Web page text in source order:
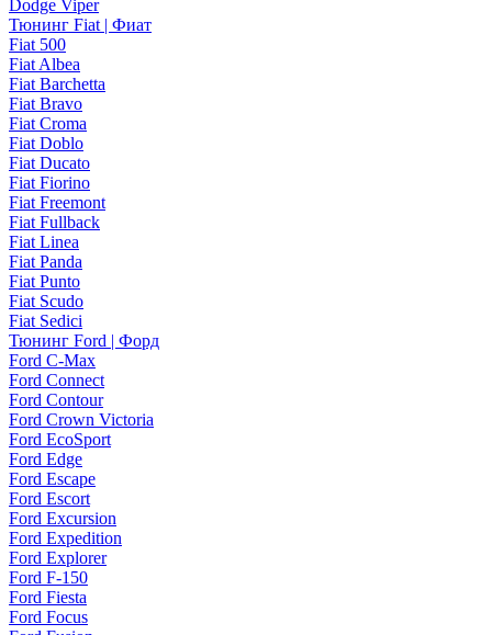
Dodge Viper
Тюнинг Fiat | Фиат
Fiat 500
Fiat Albea
Fiat Barchetta
Fiat Bravo
Fiat Croma
Fiat Doblo
Fiat Ducato
Fiat Fiorino
Fiat Freemont
Fiat Fullback
Fiat Linea
Fiat Panda
Fiat Punto
Fiat Scudo
Fiat Sedici
Тюнинг Ford | Форд
Ford C-Max
Ford Connect
Ford Contour
Ford Crown Victoria
Ford EcoSport
Ford Edge
Ford Escape
Ford Escort
Ford Excursion
Ford Expedition
Ford Explorer
Ford F-150
Ford Fiesta
Ford Focus